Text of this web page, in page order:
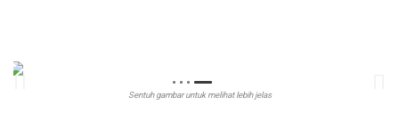
Sentuh gambar untuk melihat lebih jelas